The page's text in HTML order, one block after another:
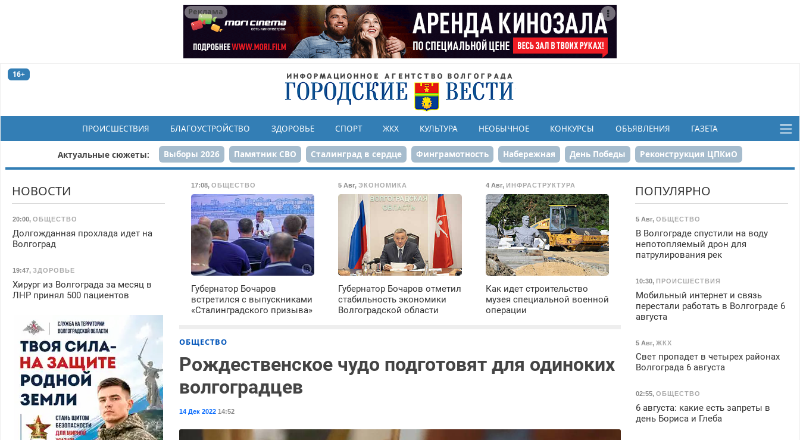
Реклама
16+
ПРОИСШЕСТВИЯ БЛАГОУСТРОЙСТВО ЗДОРОВЬЕ СПОРТ ЖКХ КУЛЬТУРА НЕОБЫЧНОЕ КОНКУРСЫ ОБЪЯВЛЕНИЯ ГАЗЕТА
Актуальные сюжеты: Выборы 2026 Памятник СВО Сталинград в сердце Финграмотность Набережная День Победы Реконструкция ЦПКиО
80-летие Победы Парк Героев-летчиков
17:08,ОБЩЕСТВО
Губернатор Бочаров
встретился с выпускниками
«Сталинградского призыва»
5 Авг,ЭКОНОМИКА
Губернатор Бочаров отметил
стабильность экономики
Волгоградской области
4 Авг, ИНФРАСТРУКТУРА
Как идет строительство
музея специальной военной
операции
ОБЩЕСТВО
Рождественское чудо подготовят для одиноких
волгоградцев
14 Дек 2022 14:52
НОВОСТИ
20:00, ОБЩЕСТВО
Долгожданная прохлада идет на
Волгоград
19:47, ЗДОРОВЬЕ
Хирург из Волгограда за месяц в
ЛНР принял 500 пациентов
ПОПУЛЯРНО
5 Авг, ОБЩЕСТВО
В Волгограде спустили на воду
непотопляемый дрон для
патрулирования рек
10:30, ПРОИСШЕСТВИЯ
Мобильный интернет и связь
перестали работать в Волгограде 6
августа
5 Авг, ЖКХ
Свет пропадет в четырех районах
Волгограда 6 августа
02:55, ОБЩЕСТВО
6 августа: какие есть запреты в
день Бориса и Глеба